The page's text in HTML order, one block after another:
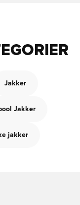
Jakker
Jakker
jakker